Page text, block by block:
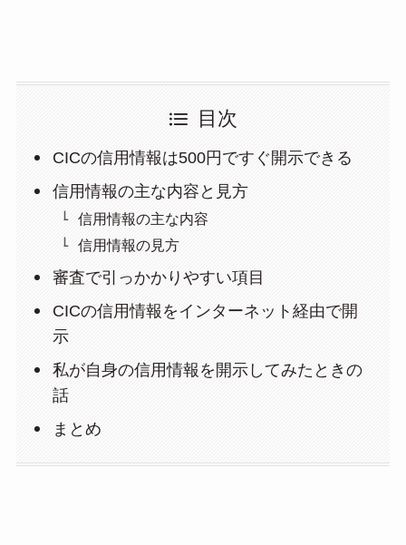
目次
CICの信用情報は500円ですぐ開示できる
信用情報の主な内容と見方
信用情報の主な内容
信用情報の見方
審査で引っかかりやすい項目
CICの信用情報をインターネット経由で開
示
私が自身の信用情報を開示してみたときの
話
まとめ